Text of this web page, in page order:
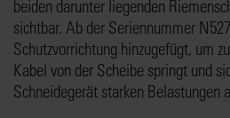
beiden darunter liegenden
sichtbar. Ab der Seriennummer
Schutzvorrichtung hinzugefügt, um
Kabel von der Scheibe springt und
Schneidegerät starken Belastungen